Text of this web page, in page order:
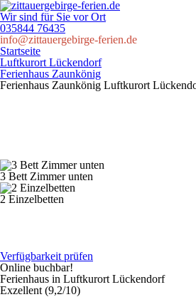
Wir sind für Sie vor Ort
035844 76435
info@zittauergebirge-ferien.de
Startseite
Luftkurort Lückendorf
Ferienhaus Zaunkönig
Ferienhaus Zaunkönig Luftkurort
3 Bett Zimmer unten
2 Einzelbetten
Verfügbarkeit prüfen
Online buchbar!
Ferienhaus in Luftkurort Lückendorf
Exzellent (9,2/10)